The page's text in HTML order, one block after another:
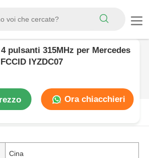
pulsanti 315MHz per Mercedes
IYZDC07
Ora chiacchieri
PRODOTTO
Cina